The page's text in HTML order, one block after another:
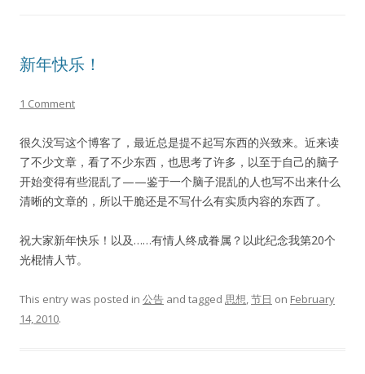
新年快乐！
1 Comment
很久没写这个博客了，最近总是提不起写东西的兴致来。近来读
了不少文章，看了不少东西，也思考了许多，以至于自己的脑子
开始变得有些混乱了——鉴于一个脑子混乱的人也写不出来什么
清晰的文章的，所以干脆还是不写什么有实质内容的东西了。
祝大家新年快乐！以及……有情人终成眷属？以此纪念我第20个
光棍情人节。
This entry was posted in 公告 and tagged 思想,节日 on February
14, 2010.